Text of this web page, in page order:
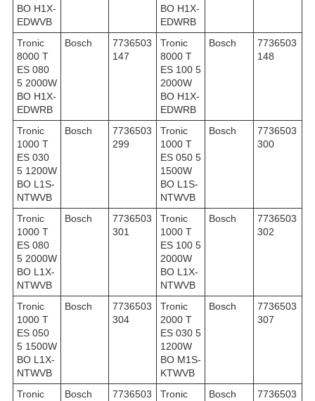
BO H1X-
EDWVB
BO H1X-
EDWRB
Tronic
8000 T
ES 080
5 2000W
BO H1X-
EDWRB
Bosch
7736503
147
Tronic
8000 T
ES 100 5
2000W
BO H1X-
EDWRB
Bosch
7736503
148
Tronic
1000 T
ES 030
5 1200W
BO L1S-
NTWVB
Bosch
7736503
299
Tronic
1000 T
ES 050 5
1500W
BO L1S-
NTWVB
Bosch
7736503
300
Tronic
1000 T
ES 080
5 2000W
BO L1X-
NTWVB
Bosch
7736503
301
Tronic
1000 T
ES 100 5
2000W
BO L1X-
NTWVB
Bosch
7736503
302
Tronic
1000 T
ES 050
5 1500W
BO L1X-
NTWVB
Bosch
7736503
304
Tronic
2000 T
ES 030 5
1200W
BO M1S-
KTWVB
Bosch
7736503
307
Tronic
Bosch
7736503
Tronic
Bosch
7736503